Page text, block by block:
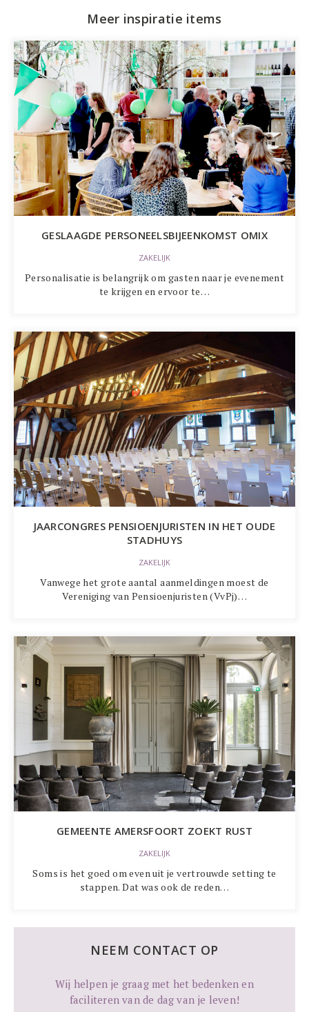
Meer inspiratie items
GESLAAGDE PERSONEELSBIJEENKOMST OMIX
ZAKELIJK
Personalisatie is belangrijk om gasten naar je evenement
te krijgen en ervoor te…
JAARCONGRES PENSIOENJURISTEN IN HET OUDE
STADHUYS
ZAKELIJK
Vanwege het grote aantal aanmeldingen moest de
Vereniging van Pensioenjuristen (VvPj)…
GEMEENTE AMERSFOORT ZOEKT RUST
ZAKELIJK
Soms is het goed om even uit je vertrouwde setting te
stappen. Dat was ook de reden…
NEEM CONTACT OP
Wij helpen je graag met het bedenken en
faciliteren van de dag van je leven!